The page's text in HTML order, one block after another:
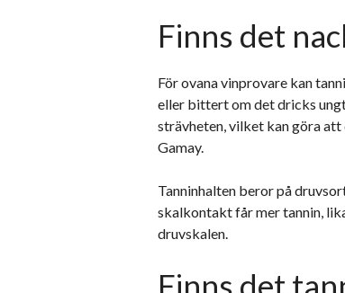
Finns det
För ovana vinprovare kan
eller bittert om det dricks
strävheten, vilket kan göra
Gamay.
Tanninhalten beror på
skalkontakt får mer tannin,
druvskalen.
Finns det